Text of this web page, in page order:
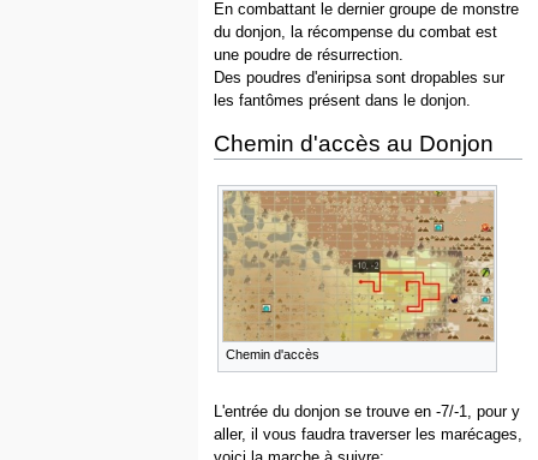
En combattant le dernier groupe de monstre
du donjon, la récompense du combat est
une poudre de résurrection.
Des poudres d'eniripsa sont dropables sur
les fantômes présent dans le donjon.
Chemin d'accès au Donjon
Chemin d'accès
L'entrée du donjon se trouve en -7/-1, pour y
aller, il vous faudra traverser les marécages,